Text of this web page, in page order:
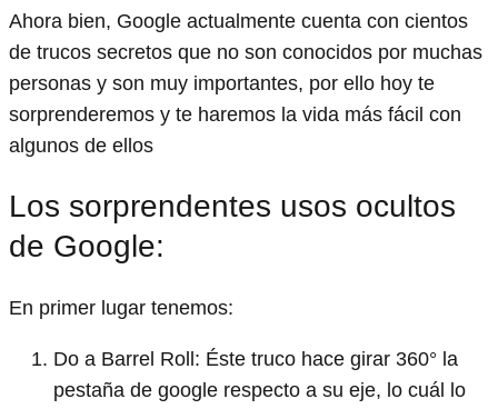
Ahora bien, Google actualmente cuenta con cientos
de trucos secretos que no son conocidos por muchas
personas y son muy importantes, por ello hoy te
sorprenderemos y te haremos la vida más fácil con
algunos de ellos
Los sorprendentes usos ocultos
de Google:
En primer lugar tenemos:
Do a Barrel Roll: Éste truco hace girar 360° la
pestaña de google respecto a su eje, lo cuál lo